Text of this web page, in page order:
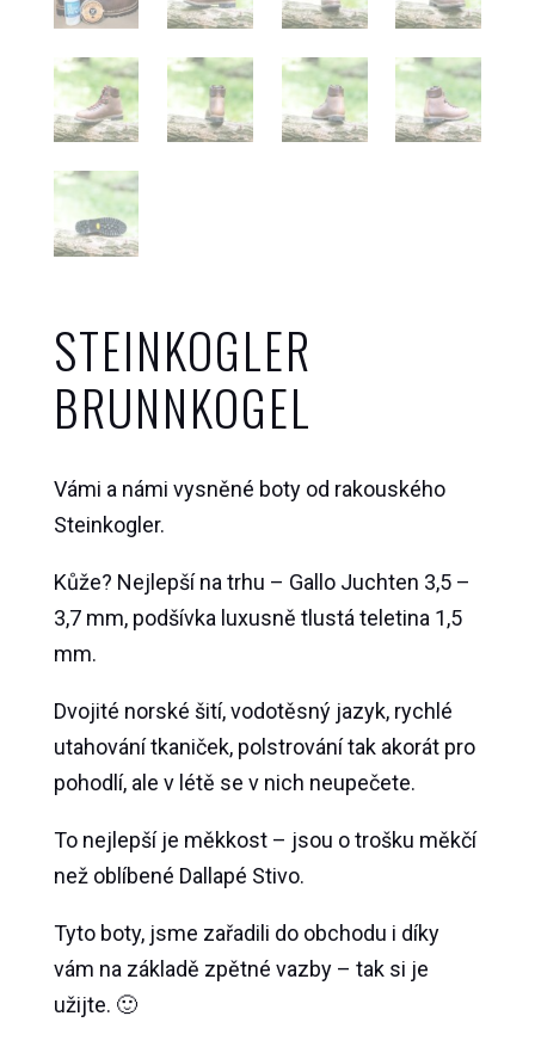
STEINKOGLER
BRUNNKOGEL
Vámi a námi vysněné boty od rakouského
Steinkogler.
Kůže? Nejlepší na trhu – Gallo Juchten 3,5 –
3,7 mm, podšívka luxusně tlustá teletina 1,5
mm.
Dvojité norské šití, vodotěsný jazyk, rychlé
utahování tkaniček, polstrování tak akorát pro
pohodlí, ale v létě se v nich neupečete.
To nejlepší je měkkost – jsou o trošku měkčí
než oblíbené Dallapé Stivo.
Tyto boty, jsme zařadili do obchodu i díky
vám na základě zpětné vazby – tak si je
užijte. 🙂